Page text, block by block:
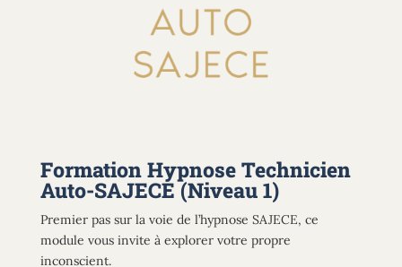
Formation Hypnose Technicien
Auto-SAJECE (Niveau 1)
Premier pas sur la voie de l’hypnose SAJECE, ce
module vous invite à explorer votre propre
inconscient.